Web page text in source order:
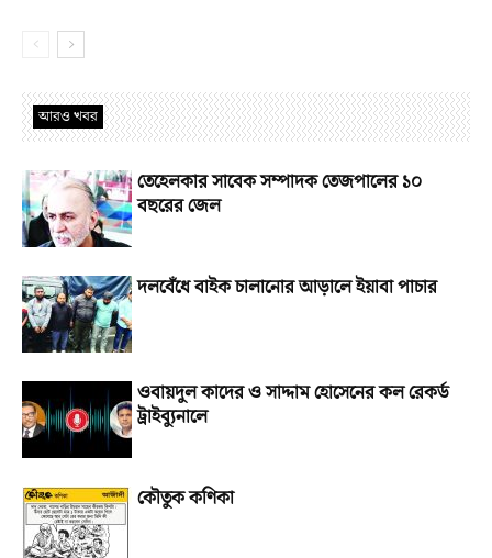
আরও খবর
তেহেলকার সাবেক সম্পাদক তেজপালের ১০
বছরের জেল
দলবেঁধে বাইক চালানোর আড়ালে ইয়াবা পাচার
ওবায়দুল কাদের ও সাদ্দাম হোসেনের কল রেকর্ড
ট্রাইব্যুনালে
কৌতুক কণিকা